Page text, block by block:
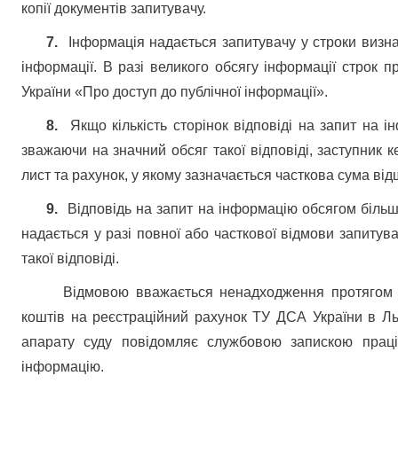
копії документів запитувачу.
7.
Інформація надається запитувачу у строки
інформації. В разі великого обсягу інформації строк
України «Про доступ до публічної інформації».
8.
Якщо кількість сторінок відповіді на запит
зважаючи на значний обсяг такої відповіді, заступник
лист та рахунок, у якому зазначається часткова сума
9.
Відповідь на запит на інформацію обсягом
надається у разі повної або часткової відмови
такої відповіді.
Відмовою вважається ненадходження
коштів на реєстраційний рахунок ТУ ДСА України в
апарату суду повідомляє службовою запискою
інформацію.